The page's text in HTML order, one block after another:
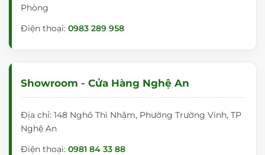
Phòng
Điện thoại: 0983 289 958
Showroom - Cửa Hàng Nghệ An
Địa chỉ: 148 Nghô Thì Nhậm, Phường Trường Vinh, TP
Nghệ An
Điện thoại: 0981 84 33 88